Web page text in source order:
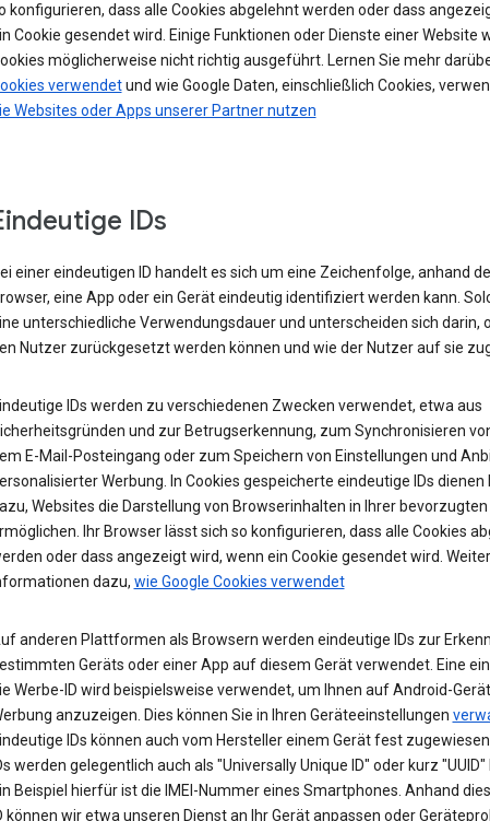
konfigurieren, dass alle Cookies abgelehnt werden oder dass
Cookie gesendet wird. Einige Funktionen oder Dienste einer Website
möglicherweise nicht richtig ausgeführt. Lernen Sie mehr
verwendetund wie Google Daten, einschließlich Cookies,
Websites oder Apps unserer Partner nutzen
IDs
einer eindeutigen ID handelt es sich um eine Zeichenfolge, anhand
eine App oder ein Gerät eindeutig identifiziert werden kann.
unterschiedliche Verwendungsdauer und unterscheiden sich darin,
Nutzer zurückgesetzt werden können und wie der Nutzer auf sie
IDs werden zu verschiedenen Zwecken verwendet, etwa aus
und zur Betrugserkennung, zum Synchronisieren
E-Mail-Posteingang oder zum Speichern von Einstellungen und
Werbung. In Cookies gespeicherte eindeutige IDs dienen
Websites die Darstellung von Browserinhalten in Ihrer
Ihr Browser lässt sich so konfigurieren, dass alle Cookies
oder dass angezeigt wird, wenn ein Cookie gesendet wird.
dazu, wie Google Cookies verwendet
anderen Plattformen als Browsern werden eindeutige IDs zur
Geräts oder einer App auf diesem Gerät verwendet. Eine
Werbe-ID wird beispielsweise verwendet, um Ihnen auf Android-
anzuzeigen. Dies können Sie in Ihren Geräteeinstellungen
IDs können auch vom Hersteller einem Gerät fest
werden gelegentlich auch als "Universally Unique ID" oder kurz
Beispiel hierfür ist die IMEI-Nummer eines Smartphones. Anhand
können wir etwa unseren Dienst an Ihr Gerät anpassen oder